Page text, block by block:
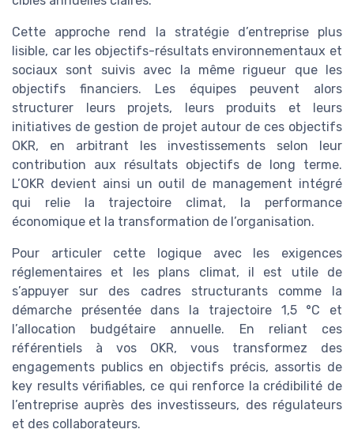
Cette approche rend la stratégie d’entreprise plus
lisible, car les objectifs-résultats environnementaux et
sociaux sont suivis avec la même rigueur que les
objectifs financiers. Les équipes peuvent alors
structurer leurs projets, leurs produits et leurs
initiatives de gestion de projet autour de ces objectifs
OKR, en arbitrant les investissements selon leur
contribution aux résultats objectifs de long terme.
L’OKR devient ainsi un outil de management intégré
qui relie la trajectoire climat, la performance
économique et la transformation de l’organisation.
Pour articuler cette logique avec les exigences
réglementaires et les plans climat, il est utile de
s’appuyer sur des cadres structurants comme la
démarche présentée dans la trajectoire 1,5 °C et
l’allocation budgétaire annuelle. En reliant ces
référentiels à vos OKR, vous transformez des
engagements publics en objectifs précis, assortis de
key results vérifiables, ce qui renforce la crédibilité de
l’entreprise auprès des investisseurs, des régulateurs
et des collaborateurs.